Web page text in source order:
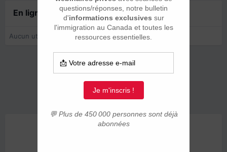
En ligne récemment0 membre est en ligne
Aucun utilisateur enregistré regarde cette page.